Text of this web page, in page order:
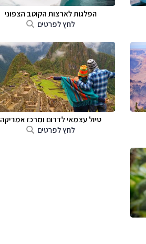
הפלגות לארצות הקוטב הצפוני
לחץ לפרטים
טיול עצמאי לדרום ומרכז אמריקה
לחץ לפרטים